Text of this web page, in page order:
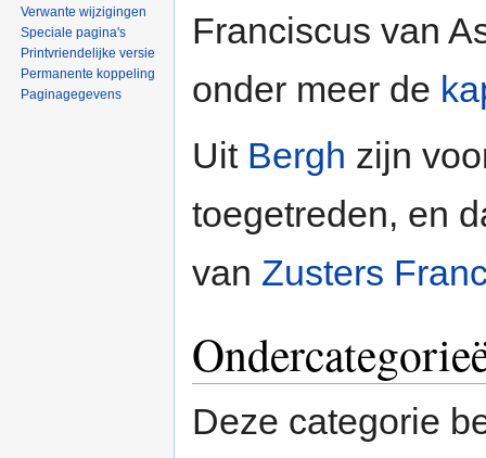
Franciscus van
onder meer de
Uit Bergh zijn
toegetreden, en
van Zusters
Deze categorie
Verwante wijzigingen
Speciale pagina's
Printvriendelijke versie
Permanente koppeling
Paginagegevens